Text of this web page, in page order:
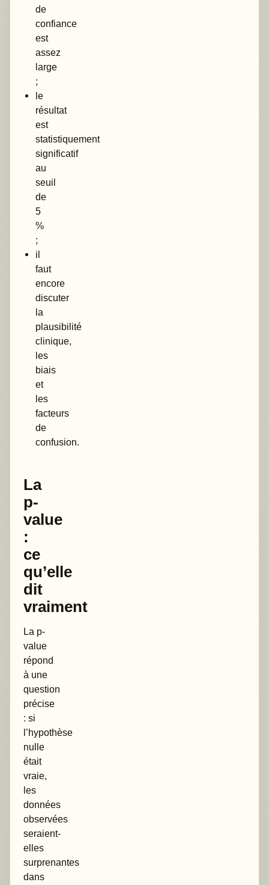
de
confiance
est
assez
large
;
le
résultat
est
statistiquement
significatif
au
seuil
de
5
%
;
il
faut
encore
discuter
la
plausibilité
clinique,
les
biais
et
les
facteurs
de
confusion.
La
p-
value
:
ce
qu’elle
dit
vraiment
La p-
value
répond
à une
question
précise
: si
l’hypothèse
nulle
était
vraie,
les
données
observées
seraient-
elles
surprenantes
dans